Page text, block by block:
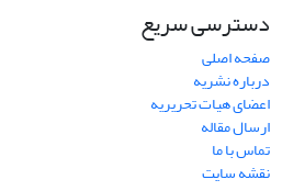
دسترسی سریع
صفحه اصلی
درباره نشریه
اعضای هیات تحریریه
ارسال مقاله
تماس با ما
نقشه سایت